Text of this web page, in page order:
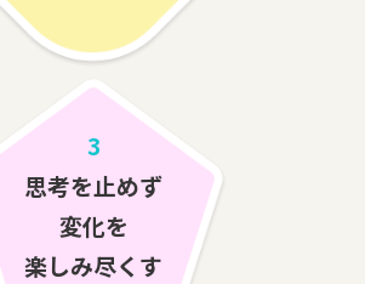
3
思考を止めず
変化を
楽しみ尽くす